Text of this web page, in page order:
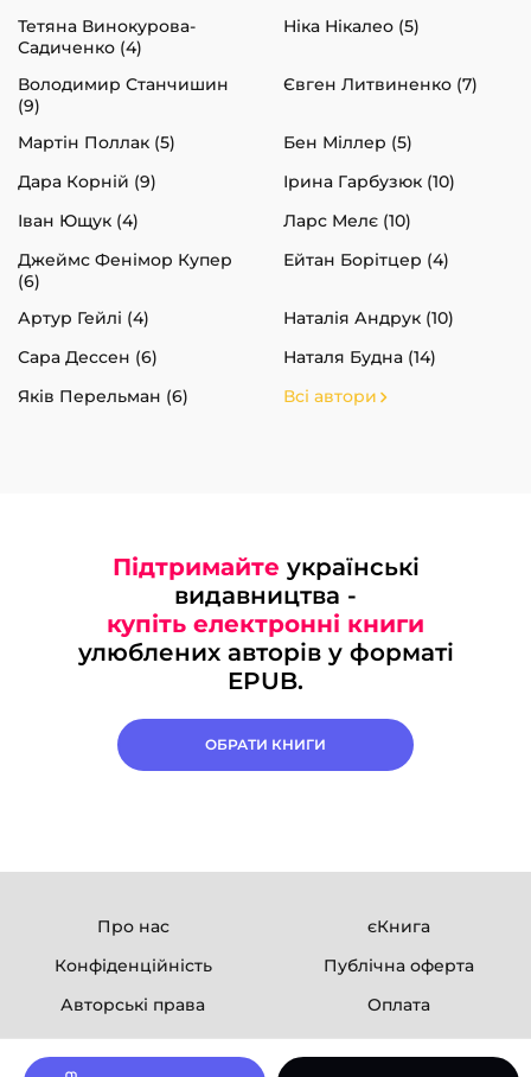
Тетяна Винокурова-
Садиченко (4)
Ніка Нікалео (5)
Володимир Станчишин
(9)
Євген Литвиненко (7)
Мартін Поллак (5)
Бен Міллер (5)
Дара Корній (9)
Ірина Гарбузюк (10)
Іван Ющук (4)
Ларс Мелє (10)
Джеймс Фенімор Купер
(6)
Ейтан Борітцер (4)
Артур Гейлі (4)
Наталія Андрук (10)
Сара Дессен (6)
Наталя Будна (14)
Яків Перельман (6)
Всі автори
Підтримайте українські
видавництва -
купіть електронні книги
улюблених авторів у форматі
EPUB.
ОБРАТИ КНИГИ
Про нас
єКнига
Конфіденційність
Публічна оферта
Авторські права
Оплата